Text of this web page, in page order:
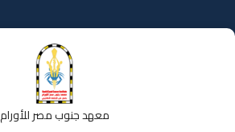
إلى
المحتوى
معهد جنوب مصر للأورام